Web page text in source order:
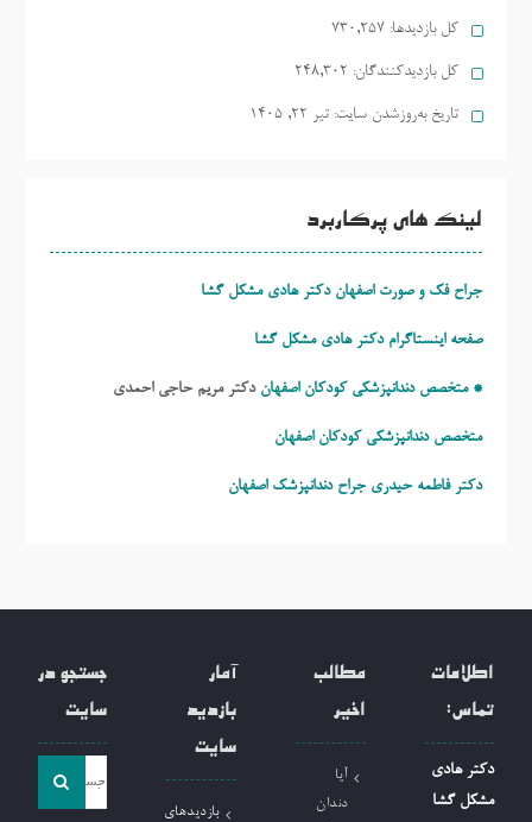
کل بازدیدها: 730,257
کل بازدیدکنند‌گان: 248,302
تاریخ به‌روزشدن سایت: تیر ۲۲, ۱۴۰۵
لینک های پرکاربرد
جراح فک و صورت اصفهان دکتر هادی مشکل گشا
صفحه اینستاگرام دکتر هادی مشکل گشا
* متخصص دندانپزشکی کودکان اصفهان دکتر مریم حاجی احمدی
متخصص دندانپزشکی کودکان اصفهان
دکتر فاطمه حیدری جراح دندانپزشک اصفهان
اطلاعات
تماس:
دکتر هادی
مشکل گشا
مطالب
اخیر
آیا
دندان
آمار
بازدید
سایت
بازدیدهای
جستجو در
سایت